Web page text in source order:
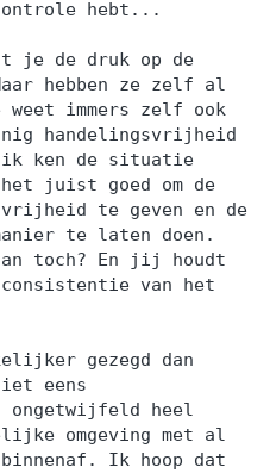
hebt...
je de druk op de
hebben ze zelf al
weet immers zelf ook
handelingsvrijheid
ik ken de situatie
juist goed om de
te geven en de
te laten doen.
toch? En jij houdt
van het
gezegd dan
eens
ongetwijfeld heel
omgeving met al
Ik hoop dat